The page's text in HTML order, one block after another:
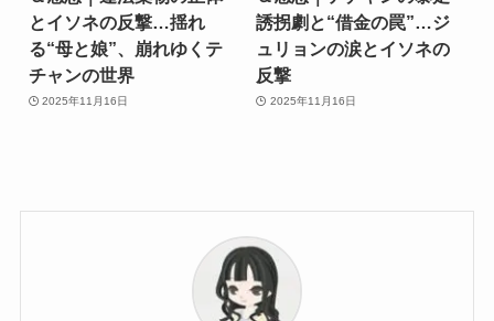
とイソネの反撃…揺れ
る“母と娘”、崩れゆくテ
チャンの世界
2025年11月16日
誘拐劇と“借金の罠”…ジ
ュリョンの涙とイソネの
反撃
2025年11月16日